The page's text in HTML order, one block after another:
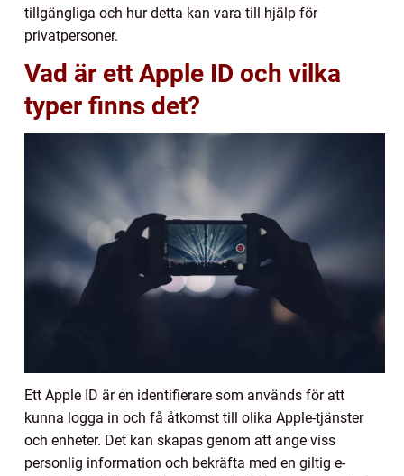
tillgängliga och hur detta kan vara till hjälp för
privatpersoner.
Vad är ett Apple ID och vilka
typer finns det?
Ett Apple ID är en identifierare som används för att
kunna logga in och få åtkomst till olika Apple-tjänster
och enheter. Det kan skapas genom att ange viss
personlig information och bekräfta med en giltig e-